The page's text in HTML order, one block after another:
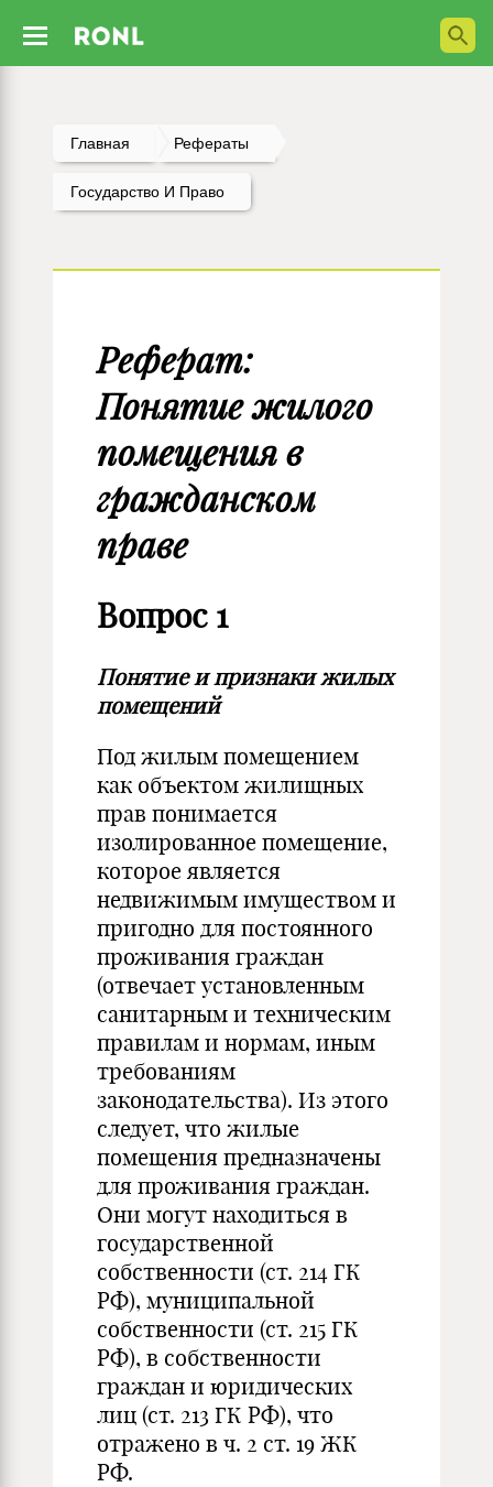
Главная Рефераты
Государство И Право
Реферат:
Понятие жилого
помещения в
гражданском
праве
Вопрос 1
Понятие и признаки жилых
помещений
Под жилым помещением
как объектом жилищных
прав понимается
изолированное помещение,
которое является
недвижимым имуществом и
пригодно для постоянного
проживания граждан
(отвечает установленным
санитарным и техническим
правилам и нормам, иным
требованиям
законодательства). Из этого
следует, что жилые
помещения предназначены
для проживания граждан.
Они могут находиться в
государственной
собственности (ст. 214 ГК
РФ), муниципальной
собственности (ст. 215 ГК
РФ), в собственности
граждан и юридических
лиц (ст. 213 ГК РФ), что
отражено в ч. 2 ст. 19 ЖК
РФ.